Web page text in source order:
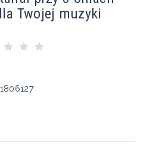
Twojej muzyki